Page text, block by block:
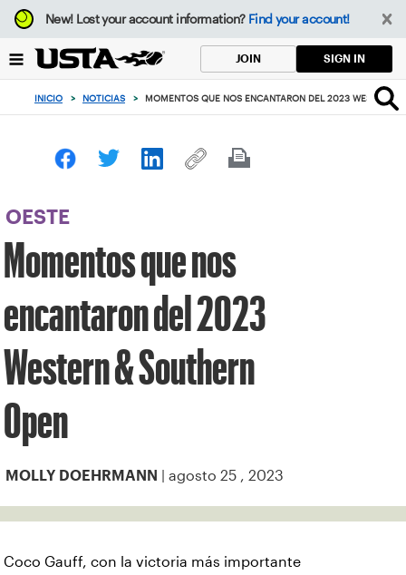
Enfoque
desde
botón
volver
principio
New!Lost your account information? Find your account!
JOIN SIGN IN
INICIO > NOTICIAS > MOMENTOS QUE NOS ENCANTARON DEL 2023 WESTERN &
OESTE
Momentos que nos
encantaron del 2023
Western & Southern
Open
MOLLY DOEHRMANN | agosto 25 , 2023
Coco Gauff, con la victoria más importante